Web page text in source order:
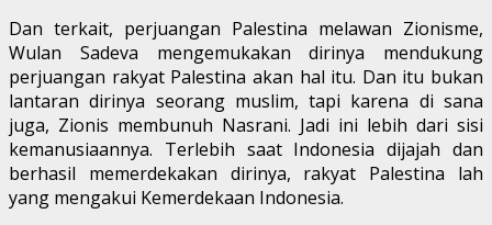
Dan terkait, perjuangan Palestina melawan Zionisme,
Wulan Sadeva mengemukakan dirinya mendukung
perjuangan rakyat Palestina akan hal itu. Dan itu bukan
lantaran dirinya seorang muslim, tapi karena di sana
juga, Zionis membunuh Nasrani. Jadi ini lebih dari sisi
kemanusiaannya. Terlebih saat Indonesia dijajah dan
berhasil memerdekakan dirinya, rakyat Palestina lah
yang mengakui Kemerdekaan Indonesia.